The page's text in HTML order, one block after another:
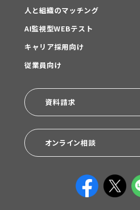
人と組織のマッチング
AI監視型WEBテスト
キャリア採用向け
従業員向け
資料請求
オンライン相談